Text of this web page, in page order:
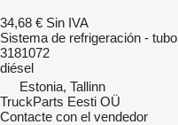
34,68 € Sin IVA
Sistema de refrigeración -
3181072
diésel
Estonia, Tallinn
TruckParts Eesti OÜ
Contacte con el vendedor